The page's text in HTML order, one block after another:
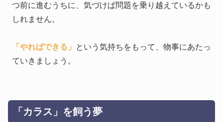
つ前に進むうちに、気づけば問題を乗り越えているかも
しれません。
「やればできる」
という気持ちをもって、物事にあたっ
ていきましょう。
「カラス」を飼う夢